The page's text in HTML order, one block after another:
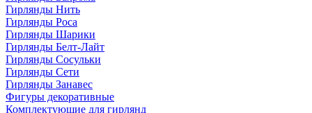
Гирлянды Нить
Гирлянды Роса
Гирлянды Шарики
Гирлянды Белт-Лайт
Гирлянды Сосульки
Гирлянды Сети
Гирлянды Занавес
Фигуры декоративные
Комплектующие для гирлянд